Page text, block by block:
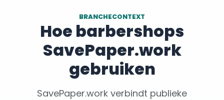
BRANCHECONTEXT
Hoe barbershops
SavePaper.work
gebruiken
SavePaper.work verbindt publieke